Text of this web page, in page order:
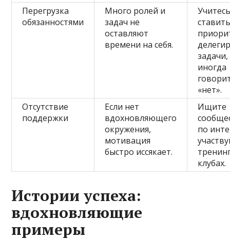
Перегрузка
обязанностями
Много ролей и
задач не
оставляют
времени на себя.
задачи,
иногда
«нет».
Отсутствие
поддержки
Если нет
вдохновляющего
окружения,
мотивация
быстро иссякает.
Ищите
по
клубах.
Истории успеха:
вдохновляющие
примеры